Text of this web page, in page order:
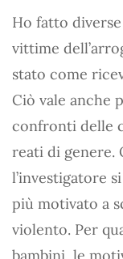
Ho fatto
vittime
stato come
Ciò vale anche
confronti delle
reati di genere.
l’investigatore
più motivato a
violento. Per
bambini, le